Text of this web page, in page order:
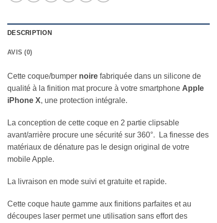
DESCRIPTION
AVIS (0)
Cette coque/bumper noire fabriquée dans un silicone de
qualité à la finition mat procure à votre smartphone Apple
iPhone X, une protection intégrale.
La conception de cette coque en 2 partie clipsable
avant/arrière procure une sécurité sur 360°. La finesse des
matériaux de dénature pas le design original de votre
mobile Apple.
La livraison en mode suivi et gratuite et rapide.
Cette coque haute gamme aux finitions parfaites et au
découpes laser permet une utilisation sans effort des